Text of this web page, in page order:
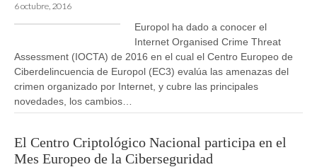
6 octubre, 2016
Europol ha dado a conocer el
Internet Organised Crime Threat
Assessment (IOCTA) de 2016 en el cual el Centro Europeo de
Ciberdelincuencia de Europol (EC3) evalúa las amenazas del
crimen organizado por Internet, y cubre las principales
novedades, los cambios…
El Centro Criptológico Nacional participa en el
Mes Europeo de la Ciberseguridad